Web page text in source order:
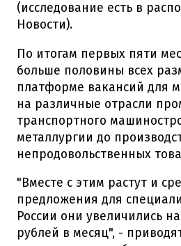
(исследование есть в
Новости).
По итогам первых пяти
больше половины всех
платформе вакансий для
на различные отрасли
транспортного
металлургии до
непродовольственных
"Вместе с этим растут и
предложения для
России они увеличились на
рублей в месяц", -